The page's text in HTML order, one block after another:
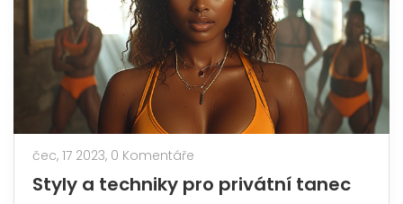
čec, 17 2023, 0 Komentáře
Styly a techniky pro privátní tanec